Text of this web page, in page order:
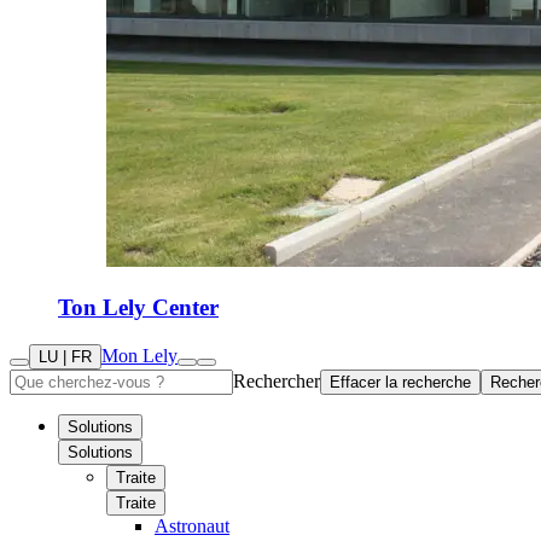
Ton Lely Center
LU | FR Mon Lely
Rechercher
Effacer la recherche
Solutions
Solutions
Traite
Traite
Astronaut